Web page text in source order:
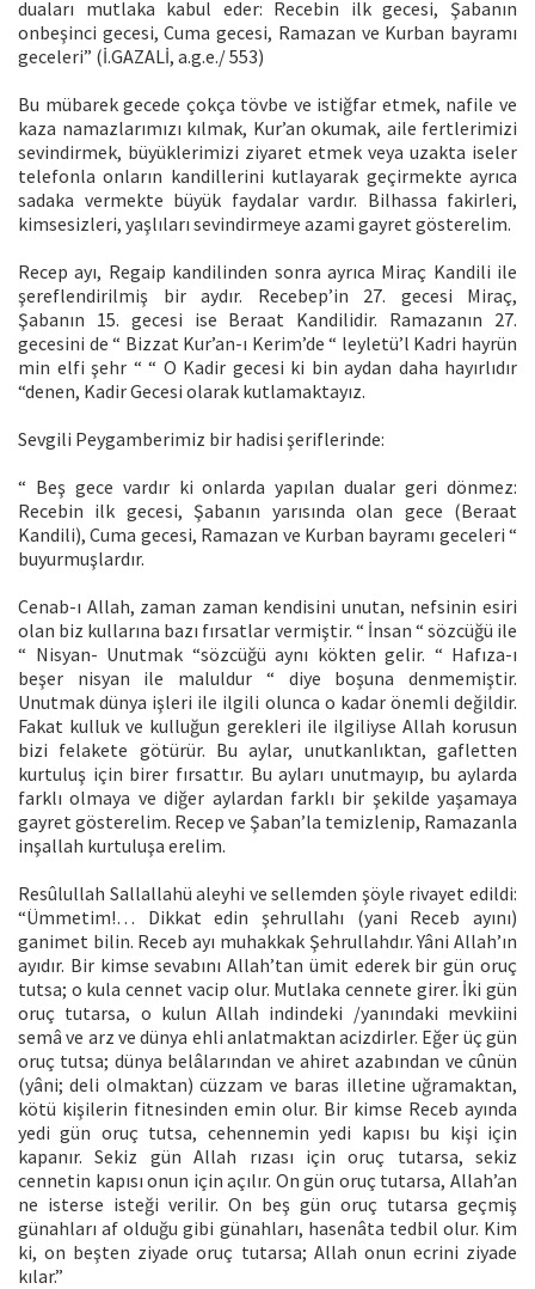
duaları mutlaka kabul eder: Recebin ilk gecesi, Şabanın
onbeşinci gecesi, Cuma gecesi, Ramazan ve Kurban bayramı
geceleri” (İ.GAZALİ, a.g.e./ 553)
Bu mübarek gecede çokça tövbe ve istiğfar etmek, nafile ve
kaza namazlarımızı kılmak, Kur’an okumak, aile fertlerimizi
sevindirmek, büyüklerimizi ziyaret etmek veya uzakta iseler
telefonla onların kandillerini kutlayarak geçirmekte ayrıca
sadaka vermekte büyük faydalar vardır. Bilhassa fakirleri,
kimsesizleri, yaşlıları sevindirmeye azami gayret gösterelim.
Recep ayı, Regaip kandilinden sonra ayrıca Miraç Kandili ile
şereflendirilmiş bir aydır. Recebep’in 27. gecesi Miraç,
Şabanın 15. gecesi ise Beraat Kandilidir. Ramazanın 27.
gecesini de “ Bizzat Kur’an-ı Kerim’de “ leyletü’l Kadri hayrün
min elfi şehr “ “ O Kadir gecesi ki bin aydan daha hayırlıdır
“denen, Kadir Gecesi olarak kutlamaktayız.
Sevgili Peygamberimiz bir hadisi şeriflerinde:
“ Beş gece vardır ki onlarda yapılan dualar geri dönmez:
Recebin ilk gecesi, Şabanın yarısında olan gece (Beraat
Kandili), Cuma gecesi, Ramazan ve Kurban bayramı geceleri “
buyurmuşlardır.
Cenab-ı Allah, zaman zaman kendisini unutan, nefsinin esiri
olan biz kullarına bazı fırsatlar vermiştir. “ İnsan “ sözcüğü ile
“ Nisyan- Unutmak “sözcüğü aynı kökten gelir. “ Hafıza-ı
beşer nisyan ile maluldur “ diye boşuna denmemiştir.
Unutmak dünya işleri ile ilgili olunca o kadar önemli değildir.
Fakat kulluk ve kulluğun gerekleri ile ilgiliyse Allah korusun
bizi felakete götürür. Bu aylar, unutkanlıktan, gafletten
kurtuluş için birer fırsattır. Bu ayları unutmayıp, bu aylarda
farklı olmaya ve diğer aylardan farklı bir şekilde yaşamaya
gayret gösterelim. Recep ve Şaban’la temizlenip, Ramazanla
inşallah kurtuluşa erelim.
Resûlullah Sallallahü aleyhi ve sellemden şöyle rivayet edildi:
“Ümmetim!… Dikkat edin şehrullahı (yani Receb ayını)
ganimet bilin. Receb ayı muhakkak Şehrullahdır. Yâni Allah’ın
ayıdır. Bir kimse sevabını Allah’tan ümit ederek bir gün oruç
tutsa; o kula cennet vacip olur. Mutlaka cennete girer. İki gün
oruç tutarsa, o kulun Allah indindeki /yanındaki mevkiini
semâ ve arz ve dünya ehli anlatmaktan acizdirler. Eğer üç gün
oruç tutsa; dünya belâlarından ve ahiret azabından ve cûnün
(yâni; deli olmaktan) cüzzam ve baras illetine uğramaktan,
kötü kişilerin fitnesinden emin olur. Bir kimse Receb ayında
yedi gün oruç tutsa, cehennemin yedi kapısı bu kişi için
kapanır. Sekiz gün Allah rızası için oruç tutarsa, sekiz
cennetin kapısı onun için açılır. On gün oruç tutarsa, Allah’an
ne isterse isteği verilir. On beş gün oruç tutarsa geçmiş
günahları af olduğu gibi günahları, hasenâta tedbil olur. Kim
ki, on beşten ziyade oruç tutarsa; Allah onun ecrini ziyade
kılar.”